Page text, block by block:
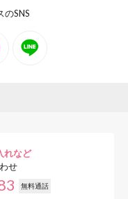
のSNS
れなど
せ
無料通話